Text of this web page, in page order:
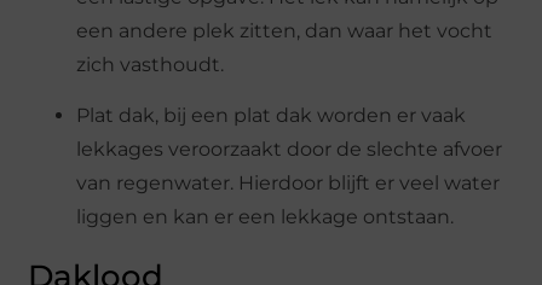
een andere plek zitten, dan waar het vocht
zich vasthoudt.
Plat dak, bij een plat dak worden er vaak
lekkages veroorzaakt door de slechte afvoer
van regenwater. Hierdoor blijft er veel water
liggen en kan er een lekkage ontstaan.
Daklood